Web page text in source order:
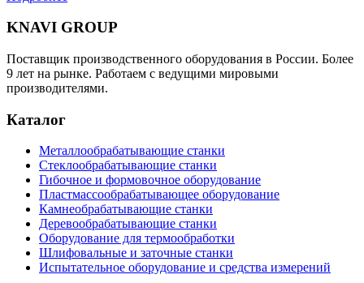
KNAVI GROUP
Поставщик производственного оборудования в России. Более
9 лет на рынке. Работаем с ведущими мировыми
производителями.
Каталог
Металлообрабатывающие станки
Стеклообрабатывающие станки
Гибочное и формовочное оборудование
Пластмассообрабатывающее оборудование
Камнеобрабатывающие станки
Деревообрабатывающие станки
Оборудование для термообработки
Шлифовальные и заточные станки
Испытательное оборудование и средства измерений